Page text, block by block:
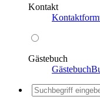
Kontakt
Gästebuch
Gästebuch